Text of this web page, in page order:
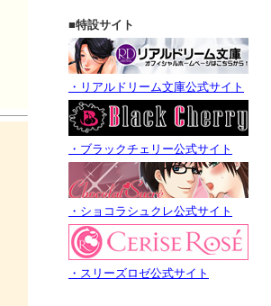
■特設サイト
・リアルドリーム文庫公式サイト
・ブラックチェリー公式サイト
・ショコラシュクレ公式サイト
・スリーズロゼ公式サイト